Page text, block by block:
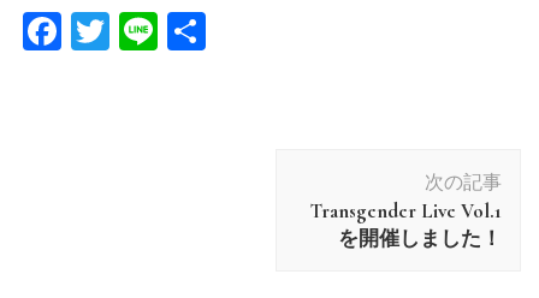
Facebook
Twitter
Line
次の記事
Transgender Live Vol.1
を開催しました！